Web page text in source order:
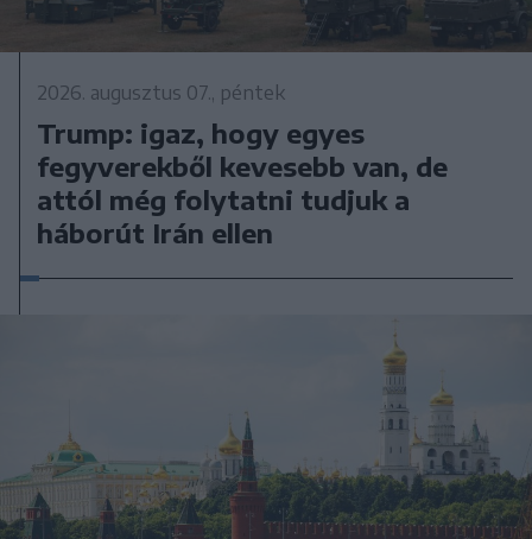
2026. augusztus 07., péntek
Trump: igaz, hogy egyes
fegyverekből kevesebb van, de
attól még folytatni tudjuk a
háborút Irán ellen